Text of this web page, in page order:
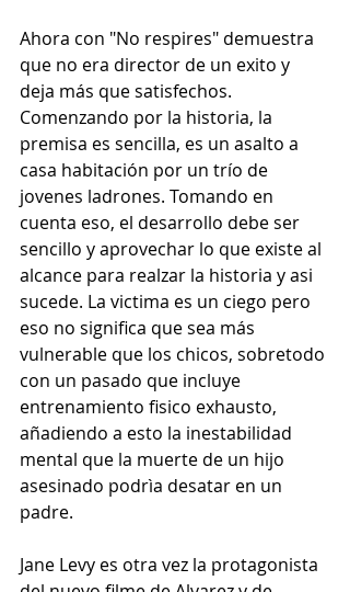
Ahora con "No respires" demuestra
que no era director de un exito y
deja más que satisfechos.
Comenzando por la historia, la
premisa es sencilla, es un asalto a
casa habitación por un trío de
jovenes ladrones. Tomando en
cuenta eso, el desarrollo debe ser
sencillo y aprovechar lo que existe al
alcance para realzar la historia y asi
sucede. La victima es un ciego pero
eso no significa que sea más
vulnerable que los chicos, sobretodo
con un pasado que incluye
entrenamiento fisico exhausto,
añadiendo a esto la inestabilidad
mental que la muerte de un hijo
asesinado podrìa desatar en un
padre.
Jane Levy es otra vez la protagonista